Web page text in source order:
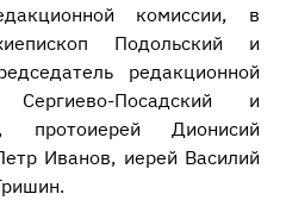
комиссии, в
Подольский и
редакционной
Посадский и
протоиерей Дионисий
Иванов, иерей Василий